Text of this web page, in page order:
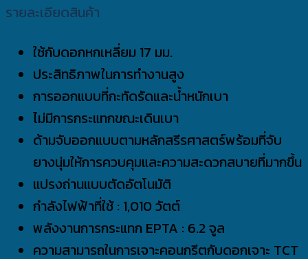
รายละเอียดสินค้า
ใช้กับดอกหกเหลี่ยม 17 มม.
ประสิทธิภาพในการทำงานสูง
การออกแบบที่กะทัดรัดและน้ำหนักเบา
ไม่มีการกระแทกขณะเดินเบา
ด้ามจับออกแบบตามหลักสรีรศาสตร์พร้อมที่จับ
ยางนุ่มให้การควบคุมและความสะดวกสบายที่มากขึ้น
แปรงถ่านแบบตัดอัตโนมัติ
กำลังไฟฟ้าที่ใช้ : 1,010 วัตต์
พลังงานการกระแทก EPTA : 6.2 จูล
ความสามารถในการเจาะคอนกรีตกับดอกเจาะ TCT